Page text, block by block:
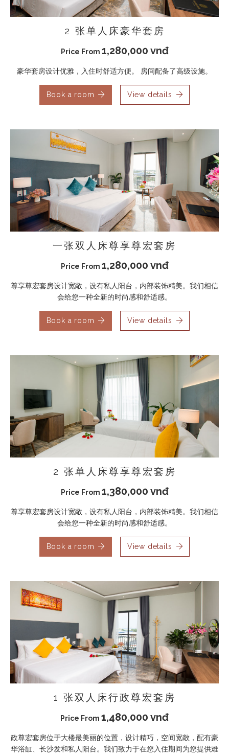
2 张单人床豪华套房
Price From 1,280,000 vnđ
豪华套房设计优雅，入住时舒适方便。 房间配备了高级设施。
Book a room View details
一张双人床尊享尊宏套房
Price From 1,280,000 vnđ
尊享尊宏套房设计宽敞，设有私人阳台，内部装饰精美。我们相信
会给您一种全新的时尚感和舒适感。
Book a room View details
2 张单人床尊享尊宏套房
Price From 1,380,000 vnđ
尊享尊宏套房设计宽敞，设有私人阳台，内部装饰精美。我们相信
会给您一种全新的时尚感和舒适感。
Book a room View details
1 张双人床行政尊宏套房
Price From 1,480,000 vnđ
政尊宏套房位于大楼最美丽的位置，设计精巧，空间宽敞，配有豪
华浴缸、长沙发和私人阳台。我们致力于在您入住期间为您提供难